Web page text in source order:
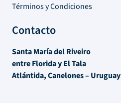
Términos y Condiciones
Contacto
Santa María del Riveiro
entre Florida y El Tala
Atlántida, Canelones – Uruguay